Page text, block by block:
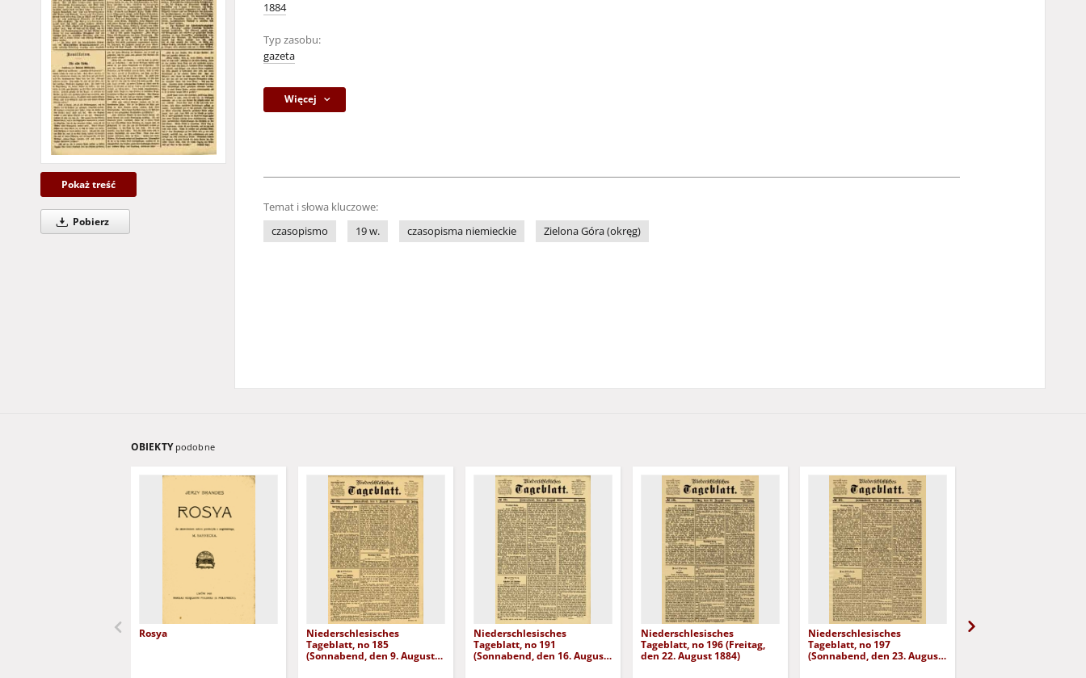
Pokaż treść
Pobierz
1884
Typ zasobu:
gazeta
Więcej
Temat i słowa kluczowe:
czasopismo
19 w. czasopisma niemieckie Zielona Góra (okręg)
OBIEKTY podobne
Rosya
Niederschlesisches
Tageblatt, no 185
(Sonnabend, den 9. August
Niederschlesisches
Tageblatt, no 191
(Sonnabend, den 16. August
Niederschlesisches
Tageblatt, no 196 (Freitag,
den 22. August 1884)
Niederschlesisches
Tageblatt, no 197
(Sonnabend, den 23. August